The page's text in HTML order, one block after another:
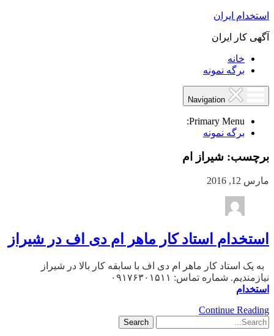
استخدام ایران
آگهی کار ایران
خانه
برگه نمونه
Primary Menu:
برگه نمونه
برچسب: شیراز ام
مارس 12, 2016
استخدام استاد کار ماهر ام دی اف در شیراز
به یک استاد کار ماهر ام دی اف با سابقه کار بالا در شیراز
نیازمندیم. شماره تماس: ۰۹۱۷۶۳۰۱۵۱۱
استخدام
Continue Reading